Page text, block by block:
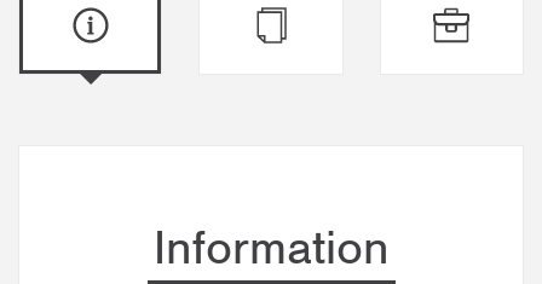
Information